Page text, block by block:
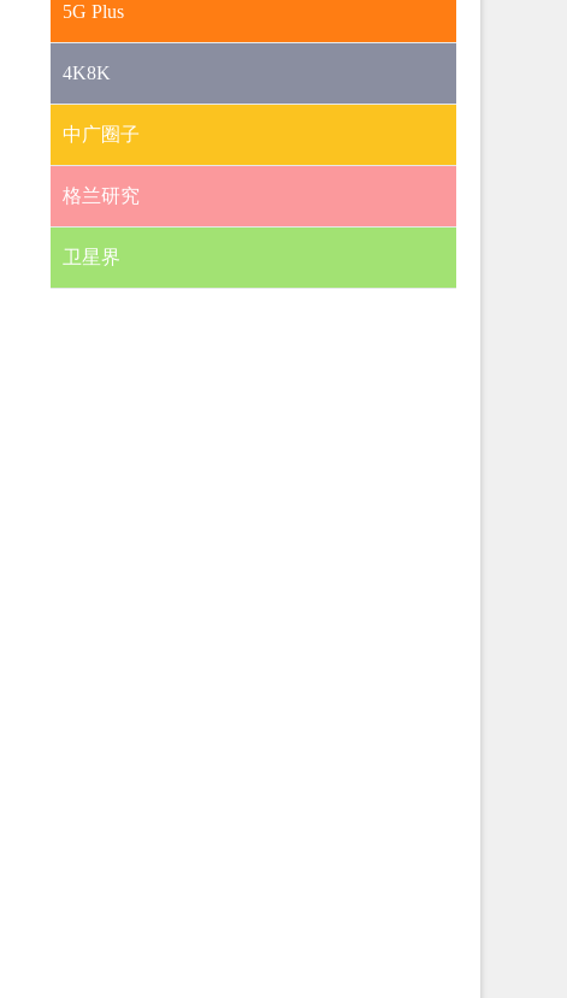
5G Plus
4K8K
中广圈子
格兰研究
卫星界